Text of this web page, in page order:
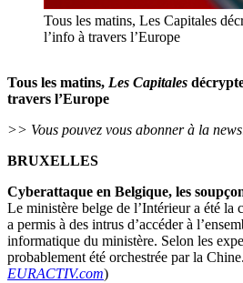
Tous les matins, Les Capitales
l’info à travers l’Europe
Tous les matins, Les Capitales
travers l’Europe
>> Vous pouvez vous abonner à la
BRUXELLES
Cyberattaque en Belgique, les
Le ministère belge de l’Intérieur a été la
a permis à des intrus d’accéder à
informatique du ministère. Selon les
probablement été orchestrée par la
EURACTIV.com)